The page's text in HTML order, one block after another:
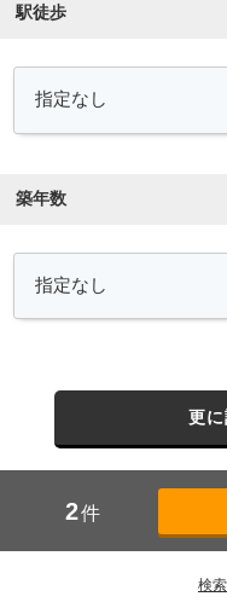
駅徒歩
築年数
更
2件
検